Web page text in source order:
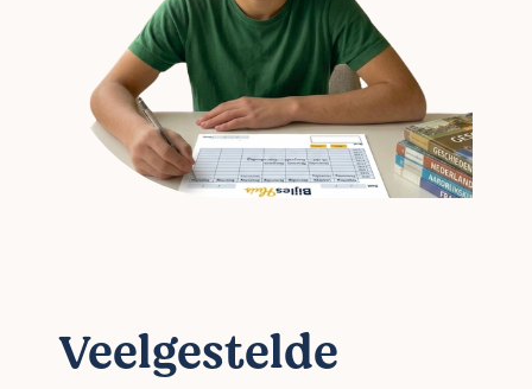
Veelgestelde